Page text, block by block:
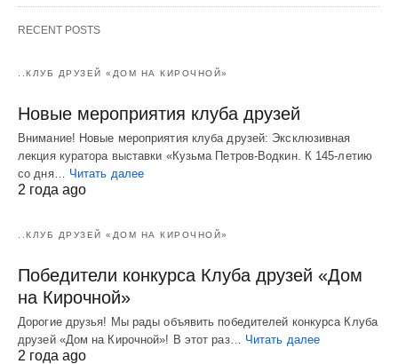
RECENT POSTS
..КЛУБ ДРУЗЕЙ «ДОМ НА КИРОЧНОЙ»
Новые мероприятия клуба друзей
Внимание! Новые мероприятия клуба друзей: Эксклюзивная
лекция куратора выставки «Кузьма Петров-Водкин. К 145-летию
со дня… Читать далее
2 года ago
..КЛУБ ДРУЗЕЙ «ДОМ НА КИРОЧНОЙ»
Победители конкурса Клуба друзей «Дом
на Кирочной»
Дорогие друзья! Мы рады объявить победителей конкурса Клуба
друзей «Дом на Кирочной»! В этот раз… Читать далее
2 года ago